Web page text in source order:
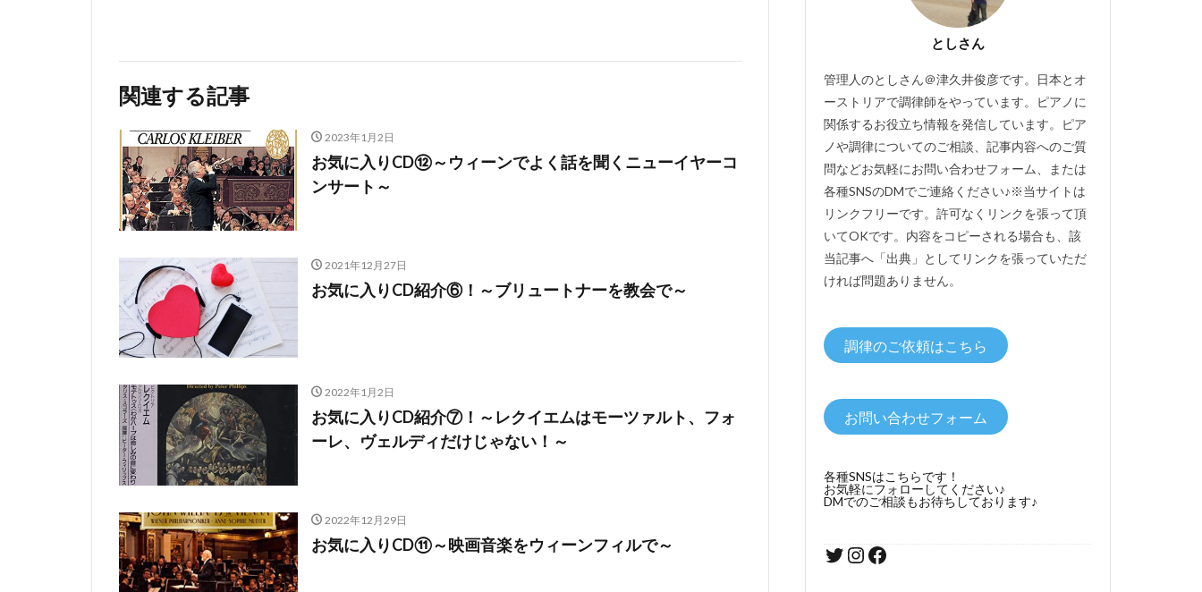
関連する記事
2023年1月2日
お気に入りCD⑫～ウィーンでよく話を聞くニューイヤーコ
ンサート～
2021年12月27日
お気に入りCD紹介⑥！～ブリュートナーを教会で～
2022年1月2日
お気に入りCD紹介⑦！～レクイエムはモーツァルト、フォ
ーレ、ヴェルディだけじゃない！～
2022年12月29日
お気に入りCD⑪～映画音楽をウィーンフィルで～
としさん
管理人のとしさん＠津久井俊彦です。日本とオ
ーストリアで調律師をやっています。ピアノに
関係するお役立ち情報を発信しています。ピア
ノや調律についてのご相談、記事内容へのご質
問などお気軽にお問い合わせフォーム、または
各種SNSのDMでご連絡ください♪※当サイトは
リンクフリーです。許可なくリンクを張って頂
いてOKです。内容をコピーされる場合も、該
当記事へ「出典」としてリンクを張っていただ
ければ問題ありません。
調律のご依頼はこちら
お問い合わせフォーム
各種SNSはこちらです！
お気軽にフォローしてください♪
DMでのご相談もお待ちしております♪